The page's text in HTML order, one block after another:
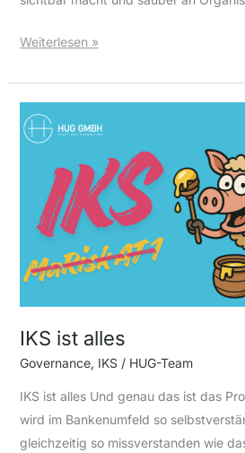
Weiterlesen »
IKS ist alles
Governance, IKS/ HUG-Team
IKS ist alles Und genau das ist das
wird im Bankenumfeld so
gleichzeitig so missverstanden wie
IKS
ist